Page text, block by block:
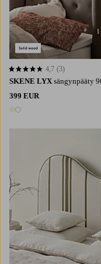
SKENE LYX sängynpääty
399 EUR
2 värejä
4,7 perustuen 3 arvosanaan
4,7 (3)